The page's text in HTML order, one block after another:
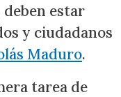
deben estar
y ciudadanos
Maduro.
tarea de